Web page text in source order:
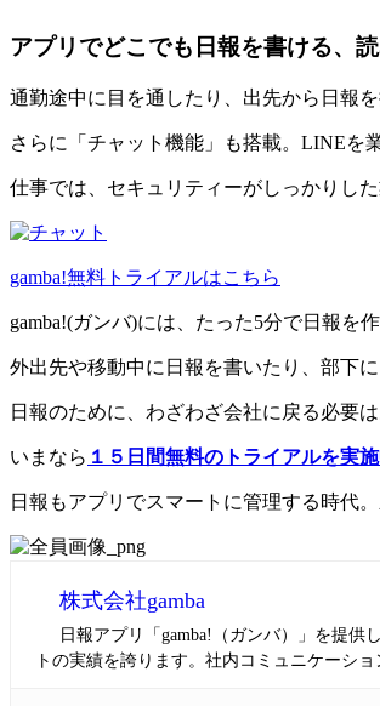
アプリでどこでも日報を書ける、
通勤途中に目を通したり、出先から日報
さらに「チャット機能」も搭載。LINEを
仕事では、セキュリティーがしっかりし
gamba!無料トライアルはこちら
gamba!(ガンバ)には、たった5分で日報を
外出先や移動中に日報を書いたり、部下
日報のために、わざわざ会社に戻る必要
いまなら １５日間無料のトライアルを実
日報もアプリでスマートに管理する時代
株式会社gamba
日報アプリ「gamba!（ガンバ）」を提
トの実績を誇ります。社内コミュニケーシ